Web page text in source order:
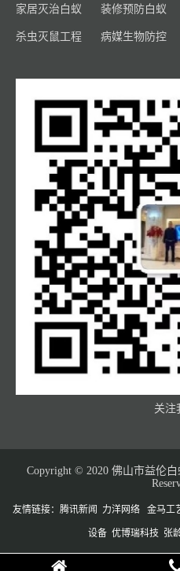
家居灭治白蚁 装修预防白蚁
杀虫灭鼠工程 病媒生物防控
关注
Copyright © 2020 佛山市益伦
友情链接： 腾讯新闻 力洋网络 金马工
设备 优博瑞科技 张